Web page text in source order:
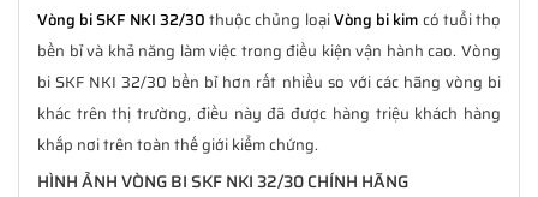
Vòng bi SKF NKI 32/30thuộc chủng loạiVòng bi kimcó tuổi thọ
bền bỉ và khả năng làm việc trong điều kiện vận hành cao. Vòng
bi SKF NKI 32/30 bền bỉ hơn rất nhiều so với các hãng vòng bi
khác trên thị trường, điều này đã được hàng triệu khách hàng
khắp nơi trên toàn thế giới kiểm chứng.
HÌNH ẢNH VÒNG BI SKF NKI 32/30 CHÍNH HÃNG